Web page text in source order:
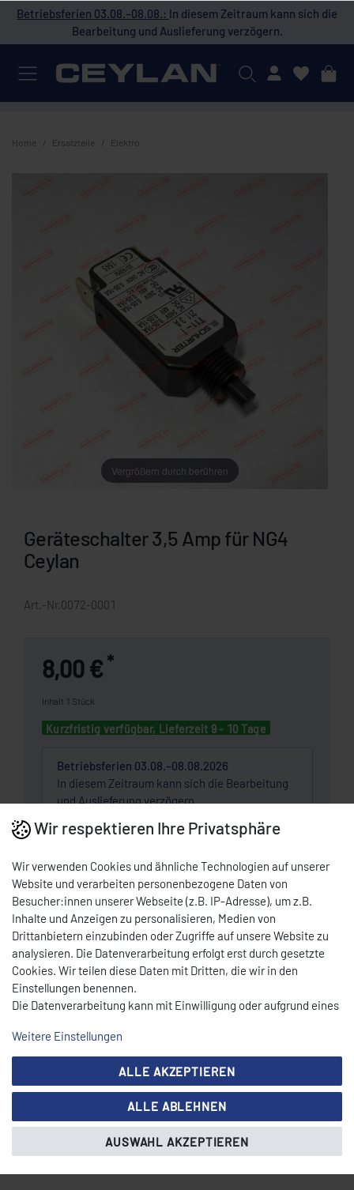
Betriebsferien 03.08.–08.08.: In diesem Zeitraum kann sich die
Bearbeitung und Auslieferung verzögern.
Mein Konto
Home Ersatzteile Elektro
Vergrößern durch berühren
Geräteschalter 3,5 Amp für NG4
Ceylan
Art.-Nr. 0072-0001
8,00 €*
Inhalt 1 Stück
Kurzfristig verfügbar, Lieferzeit 9 - 10 Tage
Betriebsferien 03.08.–08.08.2026
In diesem Zeitraum kann sich die Bearbeitung
und Auslieferung verzögern.
* Nettopreis | Bruttopreis inkl. 19% MwSt.: 9,52 EUR, zzgl. Versandkosten
DOWNLOAD PDF
BESCHREIBUNG
4400,0011 (CE T 11-211-3,5) EU 0,12 g Termik sigorta
TECHNISCHE DATEN
Wir respektieren Ihre Privatsphäre
Wir verwenden Cookies und ähnliche Technologien auf unserer
Website und verarbeiten personenbezogene Daten von
Besucher:innen unserer Webseite (z.B. IP-Adresse), um z.B.
Inhalte und Anzeigen zu personalisieren, Medien von
Drittanbietern einzubinden oder Zugriffe auf unsere Website zu
analysieren. Die Datenverarbeitung erfolgt erst durch gesetzte
Cookies. Wir teilen diese Daten mit Dritten, die wir in den
Einstellungen benennen.
Die Datenverarbeitung kann mit Einwilligung oder aufgrund eines
oder abgelehnt werden. Es besteht das Recht, nicht einzuwilligen
und die Einwilligung zu einem späteren Zeitpunkt zu ändern oder
zu widerrufen. Beachten Sie unserImpressum
Hinweise zur Verwendung personenbezogener Daten in unserer
Weitere Einstellungen
ALLE AKZEPTIEREN
ALLE ABLEHNEN
AUSWAHL AKZEPTIEREN